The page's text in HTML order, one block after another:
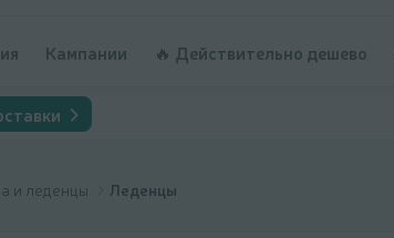
Кампании 🔥 Действительно дешево
и леденцы Леденцы